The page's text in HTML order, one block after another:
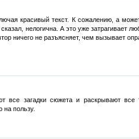
красивый текст. К сожалению, а
нелогична. А это уже затрагивает
ничего не разъясняет, чем вызывает
все загадки сюжета и раскрывают
на пользу.